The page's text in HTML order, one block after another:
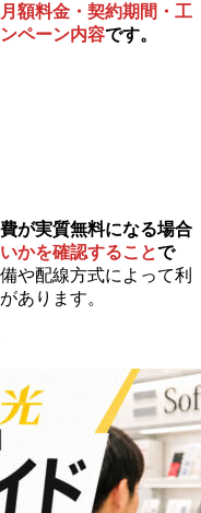
月額料金・契約期間・工
ペーン内容です。
が実質無料になる場合
かを確認することで
や配線方式によって利
あります。